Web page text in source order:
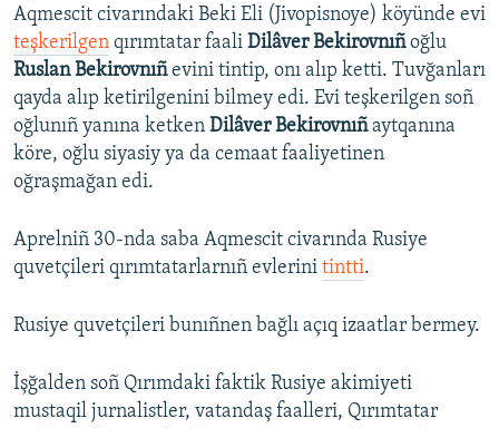
Aqmescit civarındaki Beki Eli (Jivopisnoye) köyünde evi
teşkerilgen qırımtatar faali Dilâver Bekirovnıñoğlu
Ruslan Bekirovnıñevini tintip, onı alıp ketti. Tuvğanları
qayda alıp ketirilgenini bilmey edi. Evi teşkerilgen soñ
oğlunıñ yanına ketken Dilâver Bekirovnıñaytqanına
köre, oğlu siyasiy ya da cemaat faaliyetinen
oğraşmağan edi.
Aprelniñ 30-nda saba Aqmescit civarında Rusiye
quvetçileri qırımtatarlarnıñ evlerini tintti.
Rusiye quvetçileri bunıñnen bağlı açıq izaatlar bermey.
İşğalden soñ Qırımdaki faktik Rusiye akimiyeti
mustaqil jurnalistler, vatandaş faalleri, Qırımtatar